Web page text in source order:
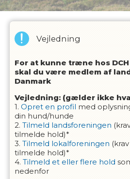
Vejledning
For at kunne træne hos
skal du være medlem af
Danmark
Vejledning: (gælder ikke
1. Opret en profil med
din hund/hunde
2. Tilmeld landsforeningen
tilmelde hold)*
3. Tilmeld lokalforeningen
tilmelde hold)*
4. Tilmeld et eller flere hold
nedenfor